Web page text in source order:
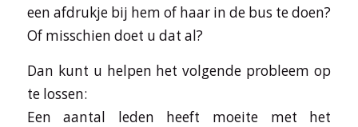
een afdrukje bij hem of haar in de bus te doen?
Of misschien doet u dat al?
Dan kunt u helpen het volgende probleem op
te lossen:
Een aantal leden heeft moeite met het